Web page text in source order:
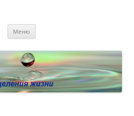
Елены Барымовой
и ренкарнационике. Услуги.
Меню